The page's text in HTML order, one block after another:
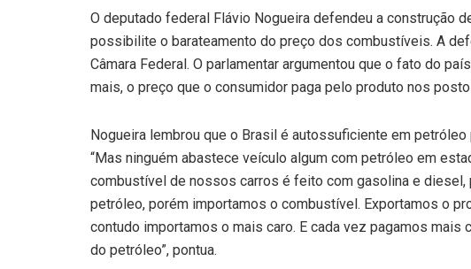
O deputado federal Flávio Nogueira defendeu a construção
possibilite o barateamento do preço dos combustíveis. A
Câmara Federal. O parlamentar argumentou que o fato do
mais, o preço que o consumidor paga pelo produto nos
Nogueira lembrou que o Brasil é autossuficiente em
“Mas ninguém abastece veículo algum com petróleo em
combustível de nossos carros é feito com gasolina e diesel,
petróleo, porém importamos o combustível. Exportamos o
contudo importamos o mais caro. E cada vez pagamos
do petróleo”, pontua.